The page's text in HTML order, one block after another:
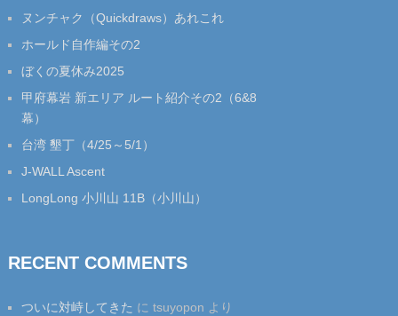
ヌンチャク（Quickdraws）あれこれ
ホールド自作編その2
ぼくの夏休み2025
甲府幕岩 新エリア ルート紹介その2（6&8
幕）
台湾 墾丁（4/25～5/1）
J-WALL Ascent
LongLong 小川山 11B（小川山）
RECENT COMMENTS
ついに対峙してきた に tsuyopon より